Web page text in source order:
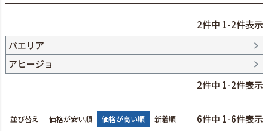
2件中 1-2件表示
パエリア
アヒージョ
2件中 1-2件表示
並び替え 価格が安い順 価格が高い順 新着順 6件中 1-6件表示